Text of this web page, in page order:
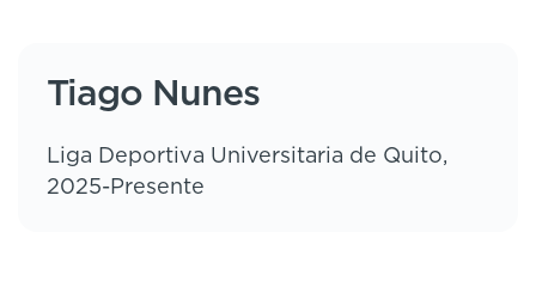
Tiago Nunes
Liga Deportiva Universitaria de Quito,
2025-Presente